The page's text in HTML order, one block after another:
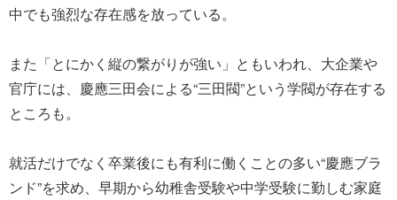
中でも強烈な存在感を放っている。
また「とにかく縦の繋がりが強い」ともいわれ、大企業や
官庁には、慶應三田会による“三田閥”という学閥が存在する
ところも。
就活だけでなく卒業後にも有利に働くことの多い“慶應ブラ
ンド”を求め、早期から幼稚舎受験や中学受験に勤しむ家庭